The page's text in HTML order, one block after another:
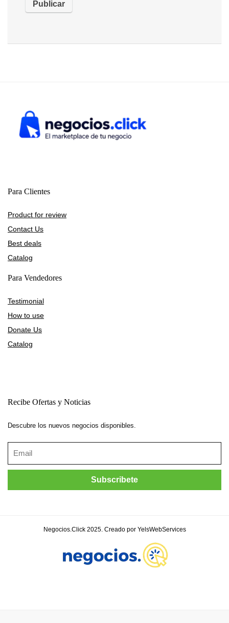
Para Clientes
Product for review
Contact Us
Best deals
Catalog
Para Vendedores
Testimonial
How to use
Donate Us
Catalog
Recibe Ofertas y Noticias
Descubre los nuevos negocios disponibles.
Negocios.Click 2025. Creado por YelsWebServices